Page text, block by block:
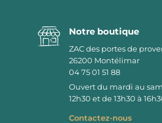
Notre boutique
ZAC des portes de
26200 Montélimar
04 75 01 51 88
Ouvert du mardi au
12h30 et de 13h30 à
Contactez-nous